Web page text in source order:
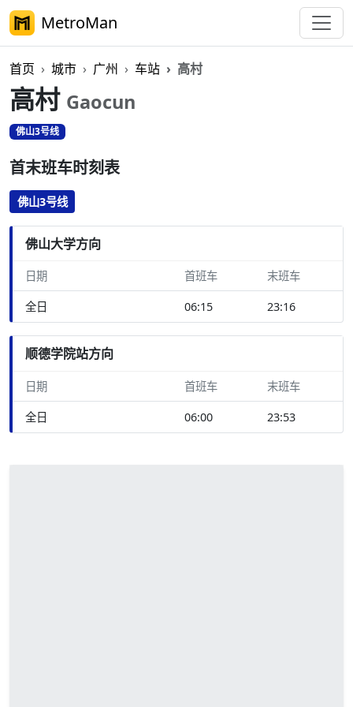
MetroMan
首页 城市 广州 车站 高村
高村 Gaocun
佛山3号线
首末班车时刻表
佛山3号线
佛山大学方向
日期 首班车 末班车
全日 06:15 23:16
顺德学院站方向
日期 首班车 末班车
全日 06:00 23:53